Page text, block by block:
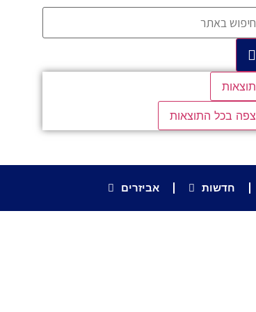
תוצאות
צפה בכל התוצאות
חדשות אביזרים